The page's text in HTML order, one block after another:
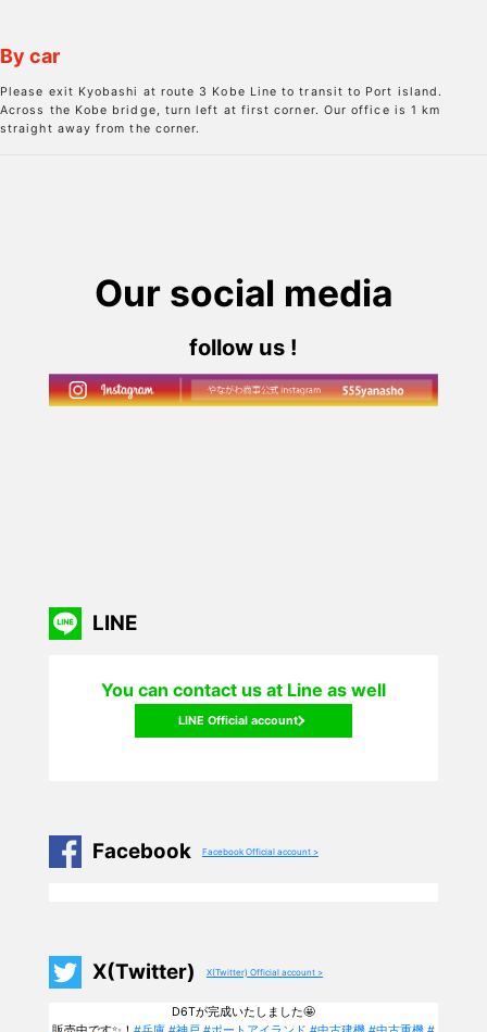
By car
Please exit Kyobashi at route 3 Kobe Line to transit to Port island.
Across the Kobe bridge, turn left at first corner. Our office is 1 km
straight away from the corner.
Our social media
follow us !
LINE
You can contact us at Line as well
LINE Official account
Facebook Facebook Official account >
X(Twitter) X(Twitter) Official account >
D6Tが完成いたしました🤩